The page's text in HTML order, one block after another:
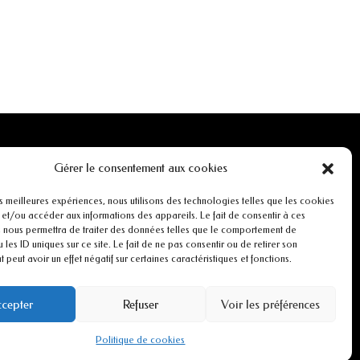
Gérer le consentement aux cookies
meilleures expériences, nous utilisons des technologies telles que les cookies
ou accéder aux informations des appareils. Le fait de consentir à ces
permettra de traiter des données telles que le comportement de
les ID uniques sur ce site. Le fait de ne pas consentir ou de retirer son
peut avoir un effet négatif sur certaines caractéristiques et fonctions.
Refuser Voir les préférences
Politique de cookies
INFORMATIONS
Mentions légales
Conditions générales de ventes
Politiques de cookies